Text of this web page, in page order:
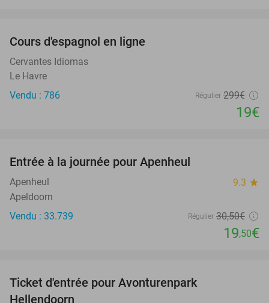
Cours d'espagnol en ligne
Cervantes Idiomas
Le Havre
Vendu : 786
Régulier 299€
19€
Entrée à la journée pour Apenheul
Apenheul 9.3 star
Apeldoorn
Vendu : 33.739
Régulier 30,50€
19,50€
Ticket d'entrée pour Avonturenpark
Hellendoorn